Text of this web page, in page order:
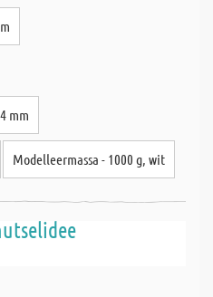
mm
Modelleermassa - 1000 g, wit